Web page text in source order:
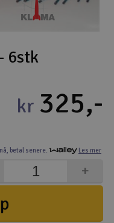
byggesett
6stk
betal senere. Les mer
kr 325,-
+